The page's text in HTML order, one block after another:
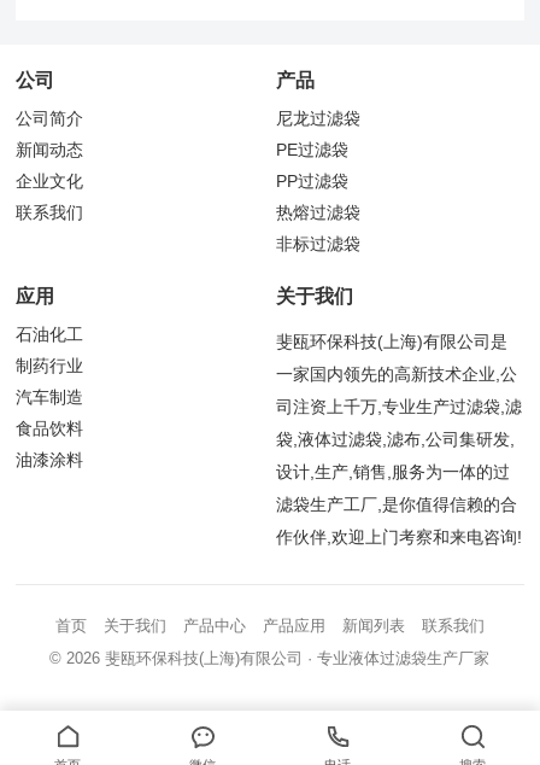
公司
公司简介
新闻动态
企业文化
联系我们
产品
尼龙过滤袋
PE过滤袋
PP过滤袋
热熔过滤袋
非标过滤袋
应用
石油化工
制药行业
汽车制造
食品饮料
油漆涂料
关于我们
斐瓯环保科技(上海)有限公司是
一家国内领先的高新技术企业,公
司注资上千万,专业生产过滤袋,滤
袋,液体过滤袋,滤布,公司集研发,
设计,生产,销售,服务为一体的过
滤袋生产工厂,是你值得信赖的合
作伙伴,欢迎上门考察和来电咨询!
首页 关于我们 产品中心 产品应用 新闻列表
联系我们
© 2026斐瓯环保科技(上海)有限公司 · 专业液体过滤袋生产厂家